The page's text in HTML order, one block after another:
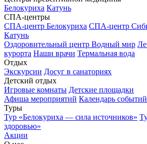
Белокуриха Катунь
СПА-центры
СПА-центр Белокуриха СПА-центр
Катунь
Оздоровительный центр Водный мир
курорта Наши врачи Термальная вода
Отдых
Экскурсии Досуг в санаториях
Детский отдых
Игровые комнаты Детские площадки
Афиша мероприятий Календарь событий
Туры
Тур «Белокуриха — сила источников»
здоровью»
Акции